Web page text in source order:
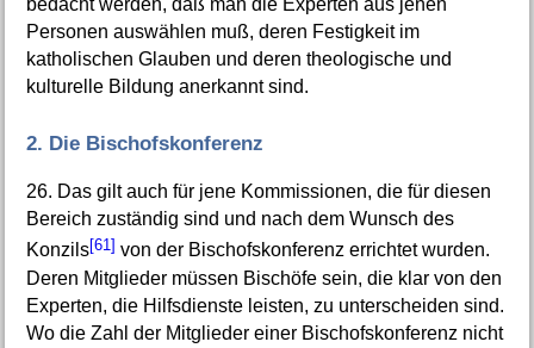
bedacht werden, daß man die Experten aus jenen
Personen auswählen muß, deren Festigkeit im
katholischen Glauben und deren theologische und
kulturelle Bildung anerkannt sind.
2. Die Bischofskonferenz
26. Das gilt auch für jene Kommissionen, die für diesen
Bereich zuständig sind und nach dem Wunsch des
Konzils[61] von der Bischofskonferenz errichtet wurden.
Deren Mitglieder müssen Bischöfe sein, die klar von den
Experten, die Hilfsdienste leisten, zu unterscheiden sind.
Wo die Zahl der Mitglieder einer Bischofskonferenz nicht